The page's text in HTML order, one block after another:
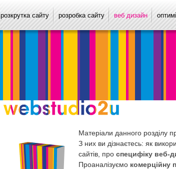
розкрутка сайту розробка сайту веб дизайн
Матеріали данного розділу
З них ви дізнаєтесь: як
сайтів, про специфіку веб-
Проаналізуємо комерційну